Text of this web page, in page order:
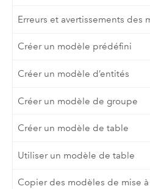
Erreurs et avertissements des
Créer un modèle prédéfini
Créer un modèle d’entités
Créer un modèle de groupe
Créer un modèle de table
Utiliser un modèle de table
Copier des modèles de mise